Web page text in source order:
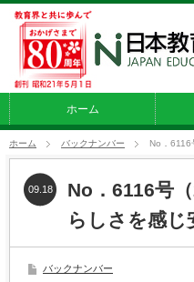
ホーム
ホーム バックナンバー No．6116
No．6116号
らしさを感じ
09.18
バックナンバー